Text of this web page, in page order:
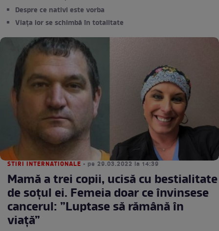
Despre ce nativi este vorba
Viața lor se schimbă în totalitate
STIRI INTERNATIONALE • pe 29.03.2022 la 14:39
Mamă a trei copii, ucisă cu bestialitate
de soțul ei. Femeia doar ce învinsese
cancerul: ”Luptase să rămână în
viață”